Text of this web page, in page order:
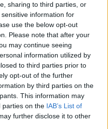
sharing to third parties, or
information for
use the below opt-out
Please note that after your
may continue seeing
information utilized by
to third parties prior to
opt-out of the further
by third parties on the
This information may
parties on the IAB’s List of
further disclose it to other
z ustvarjalci Studia
→